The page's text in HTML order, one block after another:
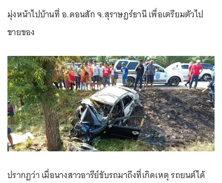
มุ่งหน้าไปบ้านที่ อ.ดอนสัก จ.สุราษฎร์ธานี เพื่อเตรียมตัวไป
ขายของ
ปรากฏว่า เมื่อนางสาวอารีย์ขับรถมาถึงที่เกิดเหตุ รถยนต์ได้